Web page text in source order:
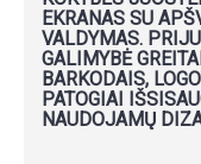
EKRANAS SU
VALDYMAS.
GALIMYBĖ
BARKODAIS,
PATOGIAI
NAUDOJAMŲ